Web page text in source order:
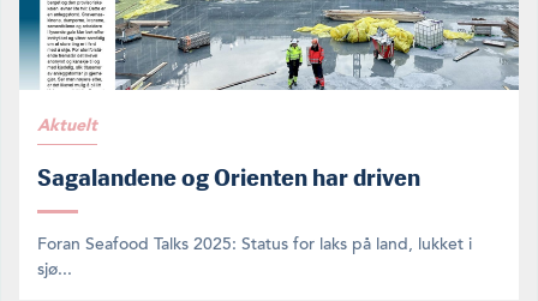
Aktuelt
Sagalandene og Orienten har driven
Foran Seafood Talks 2025: Status for laks på land, lukket i
sjø...